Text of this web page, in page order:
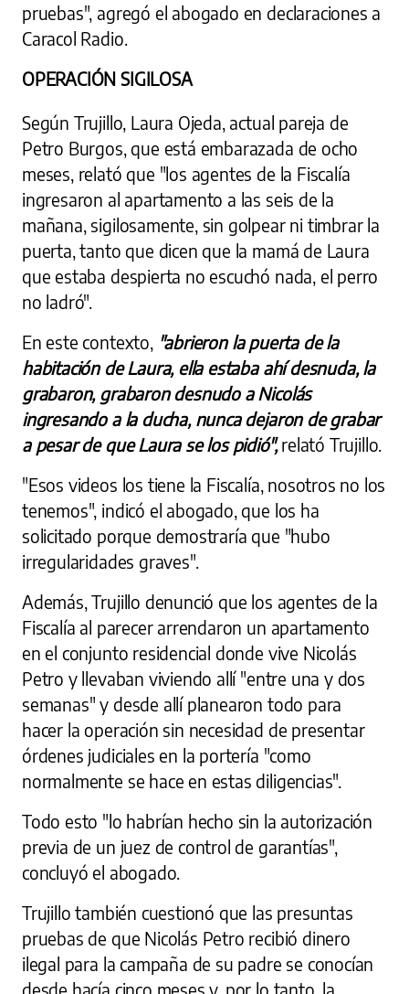
pruebas", agregó el abogado en declaraciones a
Caracol Radio.
OPERACIÓN SIGILOSA
Según Trujillo, Laura Ojeda, actual pareja de
Petro Burgos, que está embarazada de ocho
meses, relató que "los agentes de la Fiscalía
ingresaron al apartamento a las seis de la
mañana, sigilosamente, sin golpear ni timbrar la
puerta, tanto que dicen que la mamá de Laura
que estaba despierta no escuchó nada, el perro
no ladró".
En este contexto, "abrieron la puerta de la
habitación de Laura, ella estaba ahí desnuda, la
grabaron, grabaron desnudo a Nicolás
ingresando a la ducha, nunca dejaron de grabar
a pesar de que Laura se los pidió",relató Trujillo.
"Esos videos los tiene la Fiscalía, nosotros no los
tenemos", indicó el abogado, que los ha
solicitado porque demostraría que "hubo
irregularidades graves".
Además, Trujillo denunció que los agentes de la
Fiscalía al parecer arrendaron un apartamento
en el conjunto residencial donde vive Nicolás
Petro y llevaban viviendo allí "entre una y dos
semanas" y desde allí planearon todo para
hacer la operación sin necesidad de presentar
órdenes judiciales en la portería "como
normalmente se hace en estas diligencias".
Todo esto "lo habrían hecho sin la autorización
previa de un juez de control de garantías",
concluyó el abogado.
Trujillo también cuestionó que las presuntas
pruebas de que Nicolás Petro recibió dinero
ilegal para la campaña de su padre se conocían